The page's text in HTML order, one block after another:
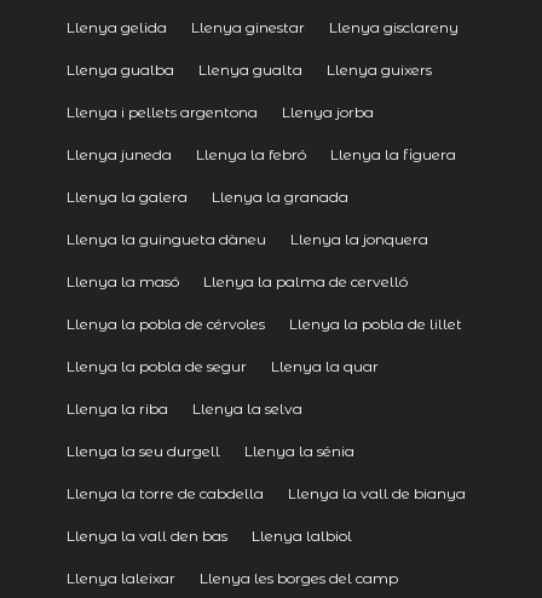
Llenya gelida Llenya ginestar Llenya gisclareny
Llenya gualba Llenya gualta Llenya guixers
Llenya i pellets argentona Llenya jorba
Llenya juneda Llenya la febró Llenya la figuera
Llenya la galera Llenya la granada
Llenya la guingueta dàneu Llenya la jonquera
Llenya la masó Llenya la palma de cervelló
Llenya la pobla de cérvoles Llenya la pobla de lillet
Llenya la pobla de segur Llenya la quar
Llenya la riba Llenya la selva
Llenya la seu durgell Llenya la sénia
Llenya la torre de cabdella Llenya la vall de bianya
Llenya la vall den bas Llenya lalbiol
Llenya laleixar Llenya les borges del camp